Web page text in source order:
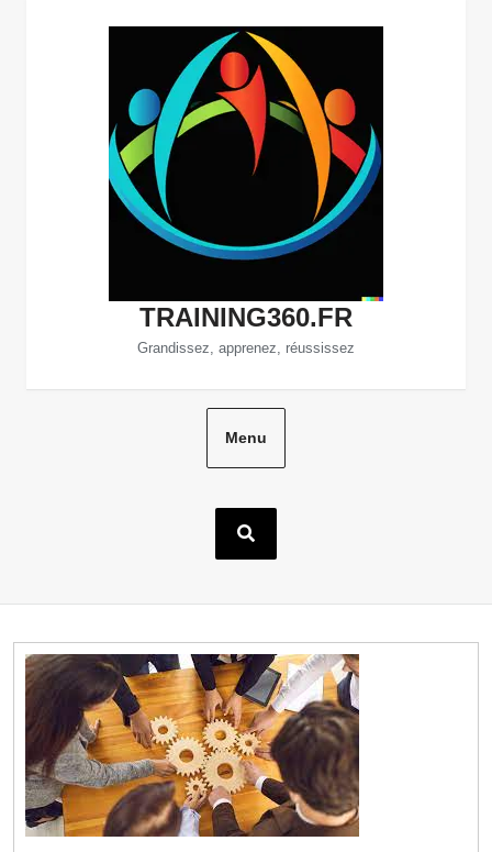
TRAINING360.FR
Grandissez, apprenez, réussissez
Menu